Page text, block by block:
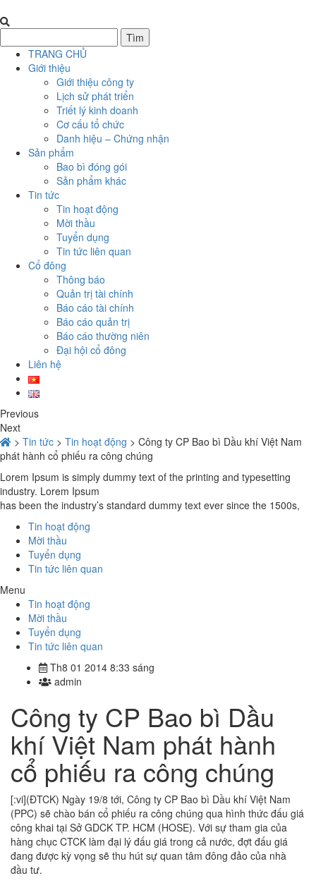
TRANG CHỦ
Giới thiệu
Giới thiệu công ty
Lịch sử phát triển
Triết lý kinh doanh
Cơ cấu tổ chức
Danh hiệu – Chứng nhận
Sản phẩm
Bao bì đóng gói
Sản phẩm khác
Tin tức
Tin hoạt động
Mời thầu
Tuyển dụng
Tin tức liên quan
Cổ đông
Thông báo
Quản trị tài chính
Báo cáo tài chính
Báo cáo quản trị
Báo cáo thường niên
Đại hội cổ đông
Liên hệ
Previous
Next
> Tin tức > Tin hoạt động > Công ty CP Bao bì Dầu khí Việt Nam
phát hành cổ phiếu ra công chúng
Lorem Ipsum is simply dummy text of the printing and typesetting
industry. Lorem Ipsum
has been the industry’s standard dummy text ever since the 1500s,
Tin hoạt động
Mời thầu
Tuyển dụng
Tin tức liên quan
Menu
Tin hoạt động
Mời thầu
Tuyển dụng
Tin tức liên quan
Th8 01 2014 8:33 sáng
admin
Công ty CP Bao bì Dầu
khí Việt Nam phát hành
cổ phiếu ra công chúng
[:vi](ĐTCK) Ngày 19/8 tới, Công ty CP Bao bì Dầu khí Việt Nam
(PPC) sẽ chào bán cổ phiếu ra công chúng qua hình thức đấu giá
công khai tại Sở GDCK TP. HCM (HOSE). Với sự tham gia của
hàng chục CTCK làm đại lý đấu giá trong cả nước, đợt đấu giá
đang được kỳ vọng sẽ thu hút sự quan tâm đông đảo của nhà
đầu tư.